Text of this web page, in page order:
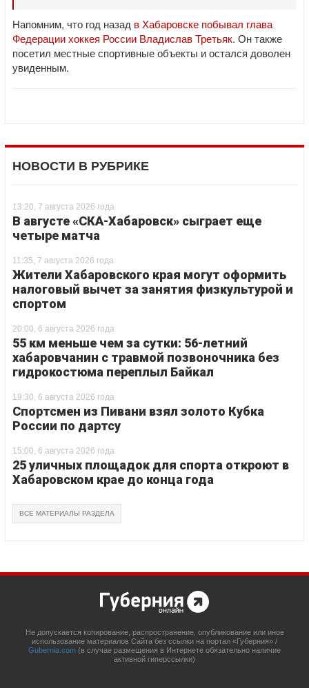
Напомним, что год назад в Хабаровске побывал глава
Федерации хоккея России Владислав Третьяк. Он также
посетил местные спортивные объекты и остался доволен
увиденным.
НОВОСТИ В РУБРИКЕ
13:20, 7 августа 2026 года
В августе «СКА-Хабаровск» сыграет еще
четыре матча
11:35, 7 августа 2026 года
Жители Хабаровского края могут оформить
налоговый вычет за занятия физкультурой и
спортом
20:00, 6 августа 2026 года
55 км меньше чем за сутки: 56-летний
хабаровчанин с травмой позвоночника без
гидрокостюма переплыл Байкал
19:30, 6 августа 2026 года
Спортсмен из Пивани взял золото Кубка
России по дартсу
15:00, 6 августа 2026 года
25 уличных площадок для спорта откроют в
Хабаровском крае до конца года
ВСЕ МАТЕРИАЛЫ РАЗДЕЛА
Не допускается копирование, распространение, опубликование или иное
использование материалов Сайта без ссылки на портал «Губерния» /
Gubernia.com (в случае размещения в Интернете обязательно наличие
активной гиперссылки)